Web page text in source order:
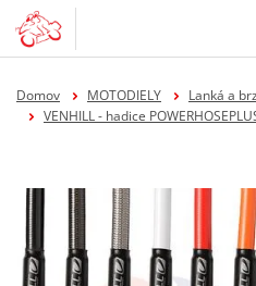
Domov MOTODIELY
Lanká a
VENHILL - hadice